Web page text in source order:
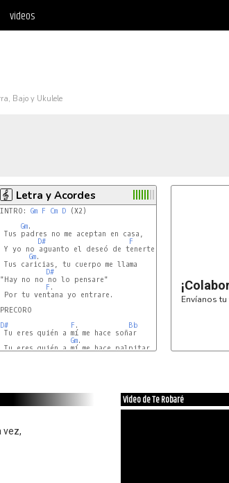
videos
Bajo y Ukulele
vez,
Letra y Acordes
INTRO: Gm F Cm D (X2)
Gm.
Tus padres no me aceptan en casa,
D#
F
Y yo no aguanto el deseó de tenerte otra vez,
Gm.
Tus caricias, tu cuerpo me llama
D#
"Hay no no no lo pensare"
F .
Por tu ventana yo entrare.
PRECORO
D#
F . Bb
Tu eres quién a mí me hace soñar
Gm.
Envíanos
vez,
Video de Te Robaré